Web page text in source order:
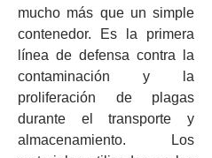
mucho más que un simple
contenedor. Es la primera
línea de defensa contra la
contaminación y la
proliferación de plagas
durante el transporte y
almacenamiento. Los